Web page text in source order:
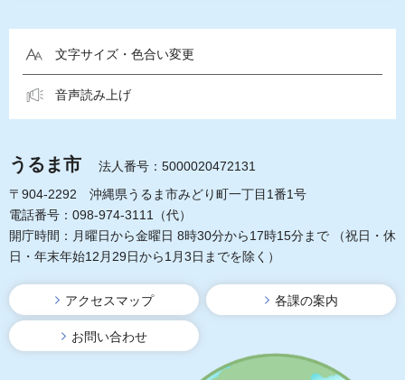
文字サイズ・色合い変更
音声読み上げ
うるま市
法人番号：5000020472131
〒904-2292 沖縄県うるま市みどり町一丁目1番1号
電話番号：098-974-3111（代）
開庁時間：月曜日から金曜日 8時30分から17時15分まで
（祝日・休
日・年末年始12月29日から1月3日までを除く）
アクセスマップ 各課の案内
お問い合わせ